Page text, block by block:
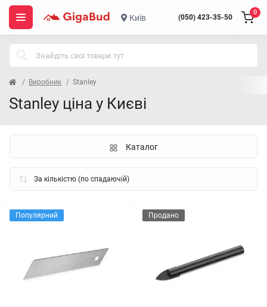
Київ (050) 423-35-50
0
Виробник Stanley
Stanley ціна у Києві
Каталог
Популярний Продано